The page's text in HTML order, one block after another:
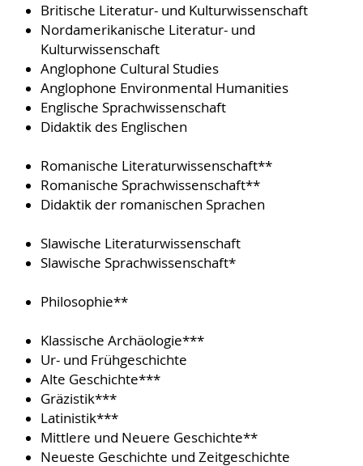
Britische Literatur- und Kulturwissenschaft
Nordamerikanische Literatur- und
Kulturwissenschaft
Anglophone Cultural Studies
Anglophone Environmental Humanities
Englische Sprachwissenschaft
Didaktik des Englischen
Romanische Literaturwissenschaft**
Romanische Sprachwissenschaft**
Didaktik der romanischen Sprachen
Slawische Literaturwissenschaft
Slawische Sprachwissenschaft*
Philosophie**
Klassische Archäologie***
Ur- und Frühgeschichte
Alte Geschichte***
Gräzistik***
Latinistik***
Mittlere und Neuere Geschichte**
Neueste Geschichte und Zeitgeschichte